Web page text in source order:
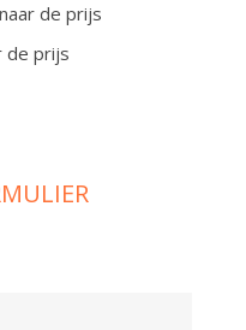
de prijs
de prijs